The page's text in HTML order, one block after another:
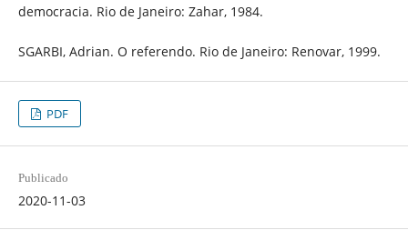
democracia. Rio de Janeiro: Zahar, 1984.
SGARBI, Adrian. O referendo. Rio de Janeiro: Renovar, 1999.
PDF
Publicado
2020-11-03